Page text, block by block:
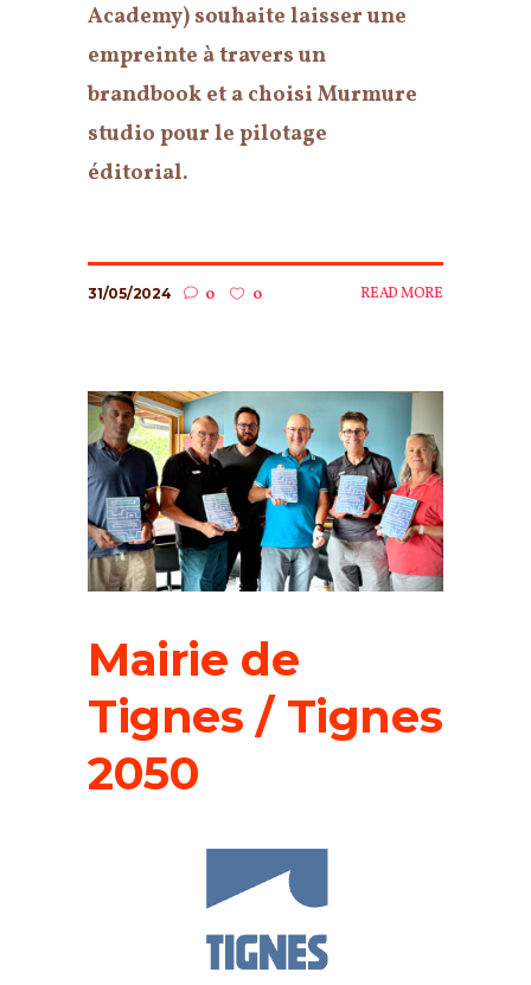
Academy) souhaite laisser une
empreinte à travers un
brandbook et a choisi Murmure
studio pour le pilotage
éditorial.
31/05/2024 0 0 READ MORE
Mairie de
Tignes / Tignes
2050